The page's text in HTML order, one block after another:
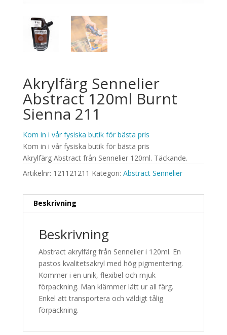
Akrylfärg Sennelier
Abstract 120ml Burnt
Sienna 211
Kom in i vår fysiska butik för bästa pris
Kom in i vår fysiska butik för bästa pris
Akrylfärg Abstract från Sennelier 120ml. Täckande.
Artikelnr: 121121211 Kategori: Abstract Sennelier
Beskrivning
Beskrivning
Abstract akrylfärg från Sennelier i 120ml. En
pastos kvalitetsakryl med hög pigmentering.
Kommer i en unik, flexibel och mjuk
förpackning. Man klämmer lätt ur all färg.
Enkel att transportera och väldigt tålig
förpackning.